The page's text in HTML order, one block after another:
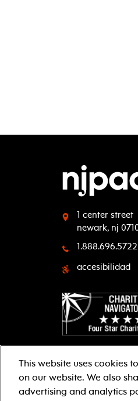
1 center street
newark, nj
1.888.696.5722
accesibilidad
facebooktwitter
This website uses cookies
on our website. We also
advertising and analytics